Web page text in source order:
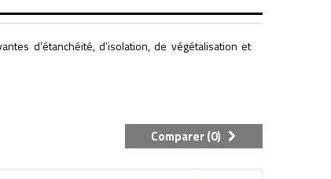
d’étanchéité, d’isolation, de végétalisation et
Comparer (0)